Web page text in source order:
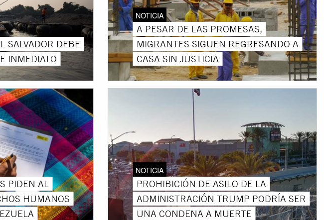
SALVADOR DEBE
INMEDIATO
NOTICIA
A PESAR DE LAS PROMESAS,
MIGRANTES SIGUEN REGRESANDO A
CASA SIN JUSTICIA
PIDEN AL
HUMANOS
NOTICIA
PROHIBICIÓN DE ASILO DE LA
ADMINISTRACIÓN TRUMP PODRÍA SER
UNA CONDENA A MUERTE